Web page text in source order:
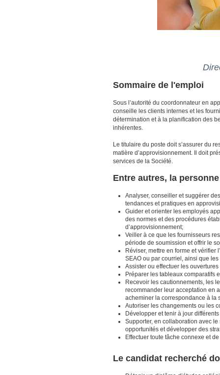
Sommaire de l'emploi
Sous l’autorité du coordonnateur en
conseille les clients internes et les
détermination et à la planification des
inhérentes.
Le titulaire du poste doit s’assurer du
matière d’approvisionnement. Il doit
services de la Société.
Entre autres, la
Analyser, conseiller et suggérer
tendances et pratiques en
Guider et orienter les employés
des normes et des procédures
d’approvisionnement;
Veiller à ce que les fournisseurs
période de soumission et offrir le
Réviser, mettre en forme et vérifier
SEAO ou par courriel, ainsi que
Assister ou effectuer les
Préparer les tableaux comparatifs
Recevoir les cautionnements, les
recommander leur acceptation en
acheminer la correspondance à la
Autoriser les changements ou les
Développer et tenir à jour
Supporter, en collaboration avec
opportunités et développer des
Effectuer toute tâche connexe et
Le candidat recherché